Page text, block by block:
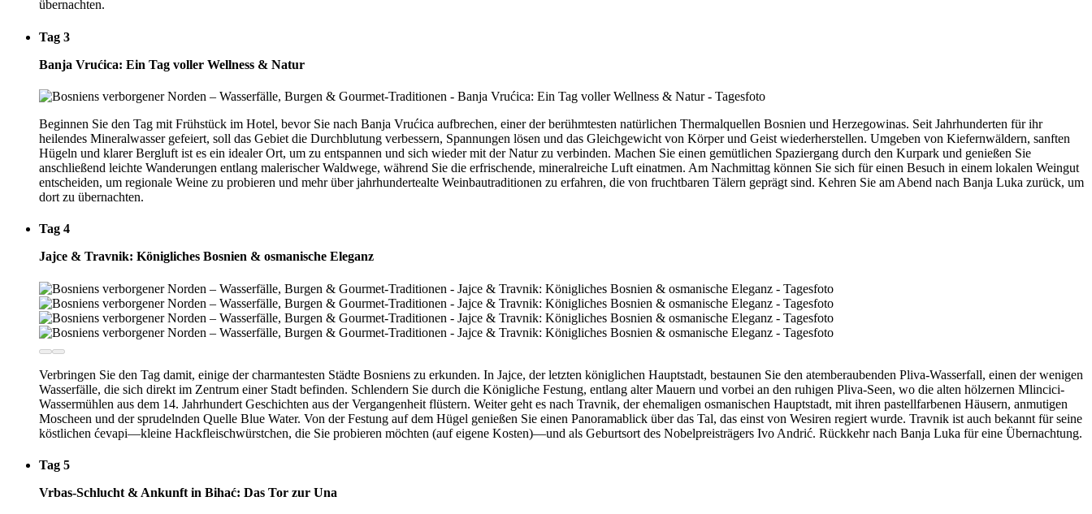
übernachten.
Tag 3
Banja Vrućica: Ein Tag voller Wellness & Natur
Beginnen Sie den Tag mit Frühstück im Hotel, bevor Sie nach Banja Vrućica aufbrechen, einer der berühmtesten natürlichen Thermalquellen Bosnien und Herzegowinas. Seit Jahrhunderten für ihr
heilendes Mineralwasser gefeiert, soll das Gebiet die Durchblutung verbessern, Spannungen lösen und das Gleichgewicht von Körper und Geist wiederherstellen. Umgeben von Kiefernwäldern, sanften
Hügeln und klarer Bergluft ist es ein idealer Ort, um zu entspannen und sich wieder mit der Natur zu verbinden. Machen Sie einen gemütlichen Spaziergang durch den Kurpark und genießen Sie
anschließend leichte Wanderungen entlang malerischer Waldwege, während Sie die erfrischende, mineralreiche Luft einatmen. Am Nachmittag können Sie sich für einen Besuch in einem lokalen Weingut
entscheiden, um regionale Weine zu probieren und mehr über jahrhundertealte Weinbautraditionen zu erfahren, die von fruchtbaren Tälern geprägt sind. Kehren Sie am Abend nach Banja Luka zurück, um
dort zu übernachten.
Tag 4
Jajce & Travnik: Königliches Bosnien & osmanische Eleganz
Verbringen Sie den Tag damit, einige der charmantesten Städte Bosniens zu erkunden. In Jajce, der letzten königlichen Hauptstadt, bestaunen Sie den atemberaubenden Pliva-Wasserfall, einen der wenigen
Wasserfälle, die sich direkt im Zentrum einer Stadt befinden. Schlendern Sie durch die Königliche Festung, entlang alter Mauern und vorbei an den ruhigen Pliva-Seen, wo die alten hölzernen Mlincici-
Wassermühlen aus dem 14. Jahrhundert Geschichten aus der Vergangenheit flüstern. Weiter geht es nach Travnik, der ehemaligen osmanischen Hauptstadt, mit ihren pastellfarbenen Häusern, anmutigen
Moscheen und der sprudelnden Quelle Blue Water. Von der Festung auf dem Hügel genießen Sie einen Panoramablick über das Tal, das einst von Wesiren regiert wurde. Travnik ist auch bekannt für seine
köstlichen ćevapi—kleine Hackfleischwürstchen, die Sie probieren möchten (auf eigene Kosten)—und als Geburtsort des Nobelpreisträgers Ivo Andrić. Rückkehr nach Banja Luka für eine Übernachtung.
Tag 5
Vrbas-Schlucht & Ankunft in Bihać: Das Tor zur Una